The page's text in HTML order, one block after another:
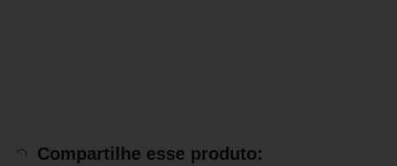
Compartilhe esse produto: